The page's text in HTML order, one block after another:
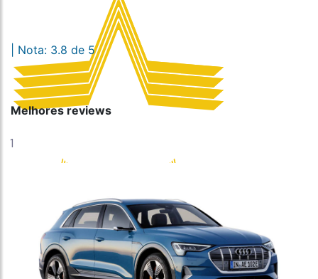
| Nota: 3.8 de 5
Melhores reviews
1